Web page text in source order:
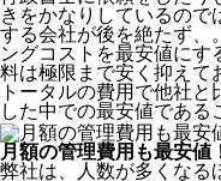
きをかなりしているので
する会社が後を絶たず、
ングコストを最安値にす
料は極限まで安く抑えて
トータルの費用で他社と
した中での最安値である
月額の管理費用も最安値
弊社は、
人数が多くなる